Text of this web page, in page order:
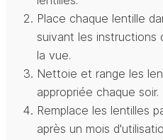
Place chaque lentille
suivant les
la vue.
Nettoie et range les
appropriée chaque soir.
Remplace les lentilles
après un mois